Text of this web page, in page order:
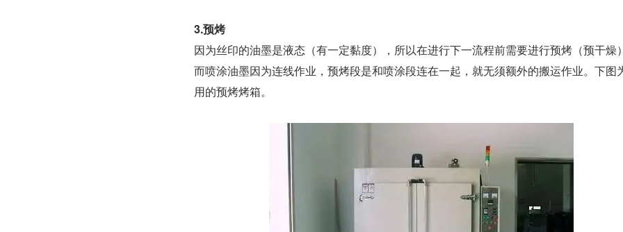
3.预烤
因为丝印的油墨是液态（有一定黏度），所以在进行下一流程前需要进行预烤（预干燥
而喷涂油墨因为连线作业，预烤段是和喷涂段连在一起，就无须额外的搬运作业。下图
用的预烤烤箱。